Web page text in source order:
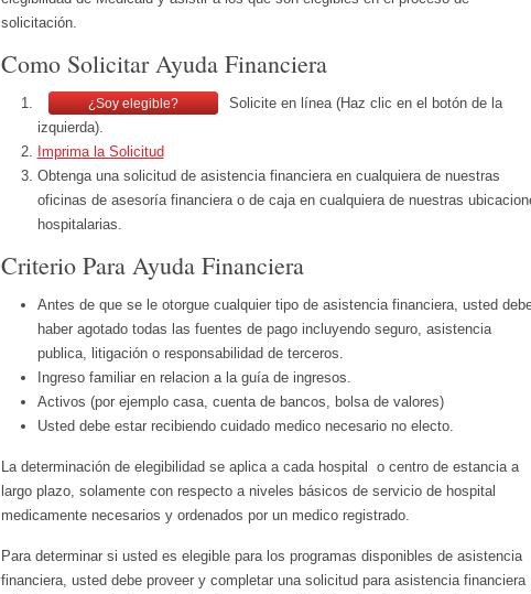
solicitación.
Como Solicitar Ayuda Financiera
¿Soy elegible?
Solicite en línea (Haz clic en el botón de la
izquierda).
Imprima la Solicitud
Obtenga una solicitud de asistencia financiera en cualquiera de nuestras
oficinas de asesoría financiera o de caja en cualquiera de nuestras
hospitalarias.
Criterio Para Ayuda Financiera
Antes de que se le otorgue cualquier tipo de asistencia financiera, usted
haber agotado todas las fuentes de pago incluyendo seguro, asistencia
publica, litigación o responsabilidad de terceros.
Ingreso familiar en relacion a la guía de ingresos.
Activos (por ejemplo casa, cuenta de bancos, bolsa de valores)
Usted debe estar recibiendo cuidado medico necesario no electo.
La determinación de elegibilidad se aplica a cada hospital o centro de estancia a
largo plazo, solamente con respecto a niveles básicos de servicio de hospital
medicamente necesarios y ordenados por un medico registrado.
Para determinar si usted es elegible para los programas disponibles de asistencia
financiera, usted debe proveer y completar una solicitud para asistencia